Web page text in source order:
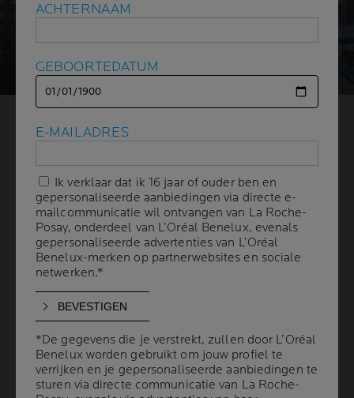
LUCHTVERVUILING IS EEN
WEINIG BEKENDE
OORZAAK
VAN ATOPISCH ECZEEM
Je wist misschien niet dat atopisch eczeem kan worden
veroorzaakt door luchtvervuiling. Wanneer de lucht
sterk vervuild is, kunnen zenuwaanvallen of atopische
dermatitis frequenter en ernstiger zijn. Door een
eenvoudige huidverzorgingsroutine te combineren met
ACHTERNAAM
GEBOORTEDATUM
E-MAILADRES
Ik verklaar dat ik 16 jaar of ouder ben en
gepersonaliseerde aanbiedingen via directe e-
mailcommunicatie wil ontvangen van La Roche-
Posay, onderdeel van L’Oréal Benelux, evenals
gepersonaliseerde advertenties van L’Oréal
Benelux-merken op partnerwebsites en sociale
netwerken.*
*De gegevens die je verstrekt, zullen door L’Oréal
Benelux worden gebruikt om jouw profiel te
verrijken en je gepersonaliseerde aanbiedingen te
sturen via directe communicatie van La Roche-
ACHTERNAAM
GEBOORTEDATUM
E-MAILADRES
Ik verklaar dat ik 16 jaar of ouder ben en
gepersonaliseerde aanbiedingen via directe e-
mailcommunicatie wil ontvangen van La Roche-
Posay, onderdeel van L’Oréal Benelux, evenals
gepersonaliseerde advertenties van L’Oréal
Benelux-merken op partnerwebsites en sociale
netwerken.*
*De gegevens die je verstrekt, zullen door L’Oréal
Benelux worden gebruikt om jouw profiel te
verrijken en je gepersonaliseerde aanbiedingen te
sturen via directe communicatie van La Roche-